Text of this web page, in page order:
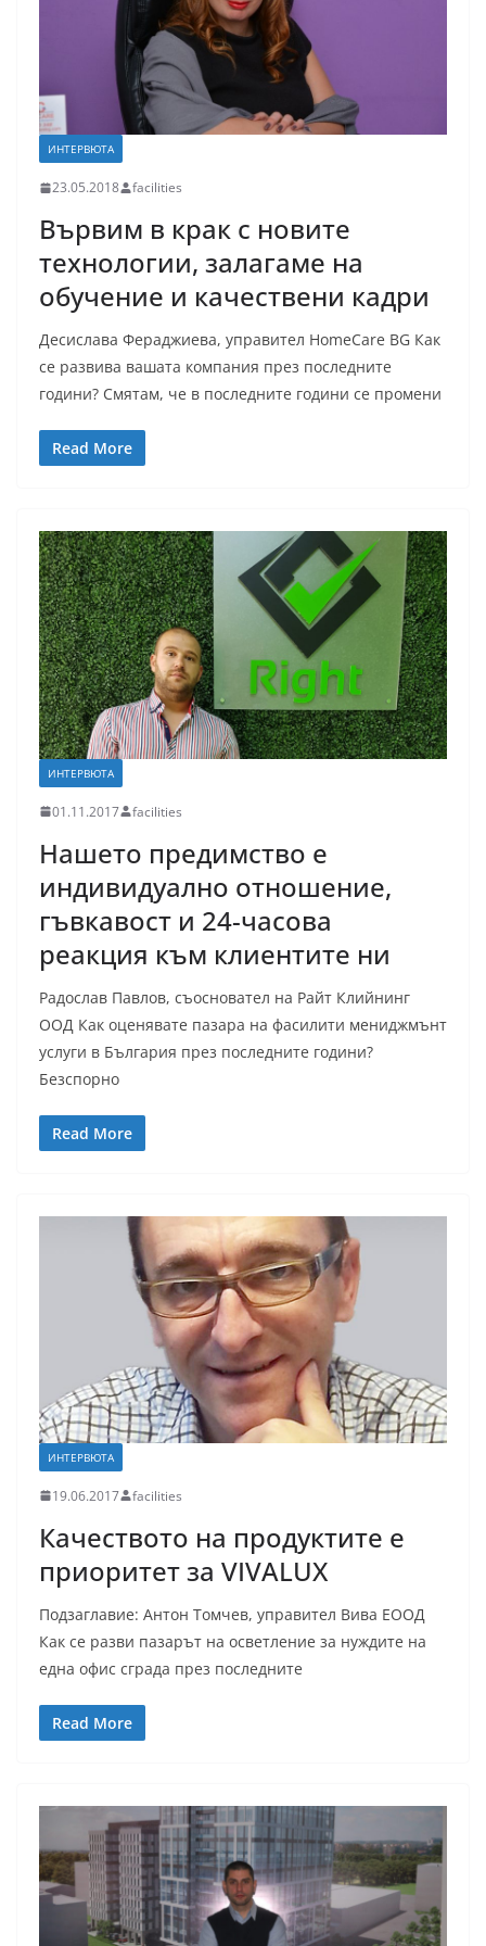
ИНТЕРВЮТА
23.05.2018 facilities
Вървим в крак с новите
технологии, залагаме на
обучение и качествени кадри
Десислава Фераджиева, управител HomeCare BG Как
се развива вашата компания през последните
години? Смятам, че в последните години се промени
Read More
ИНТЕРВЮТА
01.11.2017 facilities
Нашето предимство е
индивидуално отношение,
гъвкавост и 24-часова
реакция към клиентите ни
Радослав Павлов, съосновател на Райт Клийнинг
ООД Как оценявате пазара на фасилити мениджмънт
услуги в България през последните години?
Безспорно
Read More
ИНТЕРВЮТА
19.06.2017 facilities
Качеството на продуктите е
приоритет за VIVALUX
Подзаглавие: Антон Томчев, управител Вива ЕООД
Как се разви пазарът на осветление за нуждите на
една офис сграда през последните
Read More